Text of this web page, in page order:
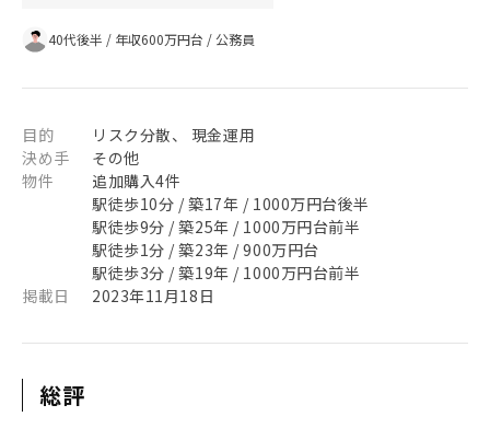
40代後半 / 年収600万円台 /公務員
目的
リスク分散、 現金運用
決め手
その他
物件
追加購入4件
駅徒歩10分 / 築17年 / 1000万円台後半
駅徒歩9分 / 築25年 / 1000万円台前半
駅徒歩1分 / 築23年 / 900万円台
駅徒歩3分 / 築19年 / 1000万円台前半
掲載日
2023年11月18日
総評